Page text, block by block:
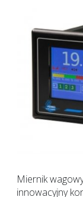
Miernik
innowacyjny